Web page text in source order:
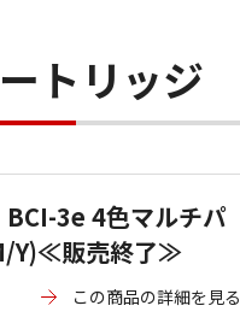
トリッジ
BCI-3e 4色マルチパ
Y)≪販売終了≫
この商品の詳細を見る